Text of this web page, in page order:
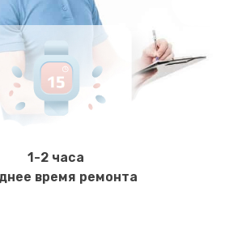
600 руб.
Заказать
Замена ТЭНа
800 руб.
гидросистемы
1-2 часа
время ремонта